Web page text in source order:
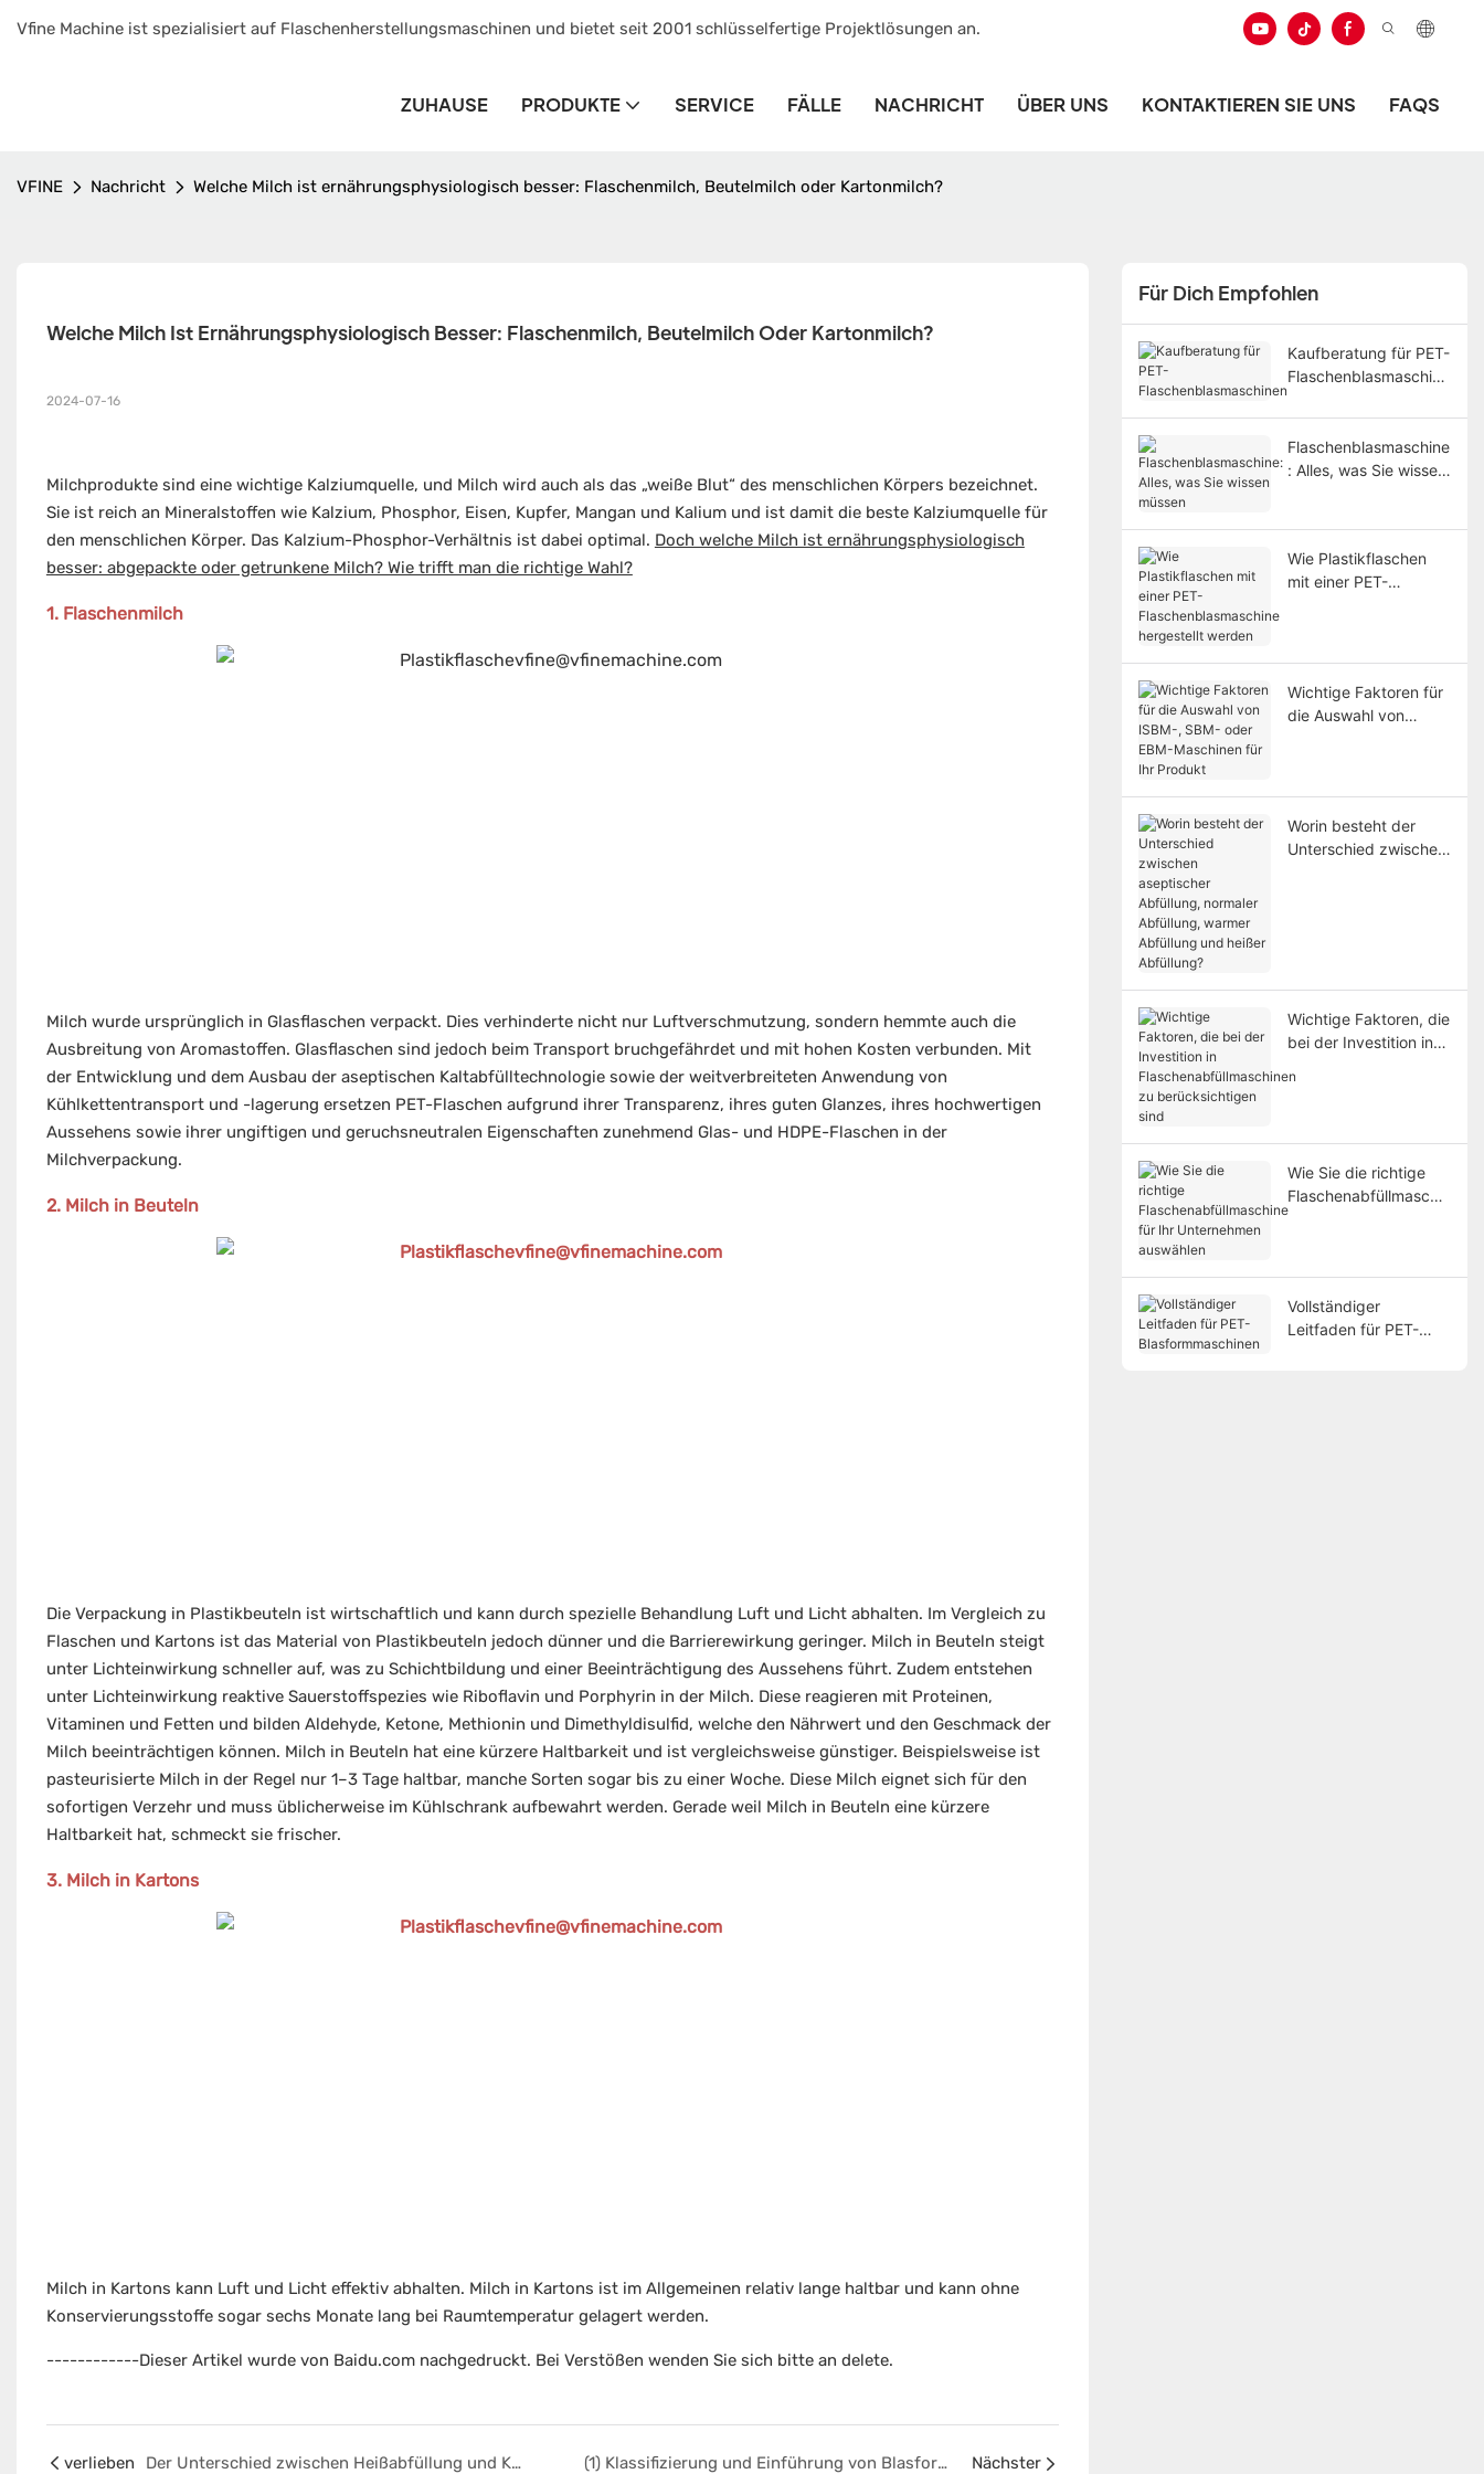
Vfine Machine ist spezialisiert auf Flaschenherstellungsmaschinen und bietet seit 2001 schlüsselfertige Projektlösungen an.
ZUHAUSE PRODUKTE SERVICE FÄLLE NACHRICHT ÜBER UNS KONTAKTIEREN SIE UNS FAQS
VFINE Nachricht Welche Milch ist ernährungsphysiologisch besser: Flaschenmilch, Beutelmilch oder Kartonmilch?
Welche Milch Ist Ernährungsphysiologisch Besser: Flaschenmilch, Beutelmilch Oder Kartonmilch?
2024-07-16
Milchprodukte sind eine wichtige Kalziumquelle, und Milch wird auch als das „weiße Blut“ des menschlichen Körpers bezeichnet.
Sie ist reich an Mineralstoffen wie Kalzium, Phosphor, Eisen, Kupfer, Mangan und Kalium und ist damit die beste Kalziumquelle für
den menschlichen Körper. Das Kalzium-Phosphor-Verhältnis ist dabei optimal. Doch welche Milch ist ernährungsphysiologisch
besser: abgepackte oder getrunkene Milch? Wie trifft man die richtige Wahl?
1. Flaschenmilch
Milch wurde ursprünglich in Glasflaschen verpackt. Dies verhinderte nicht nur Luftverschmutzung, sondern hemmte auch die
Ausbreitung von Aromastoffen. Glasflaschen sind jedoch beim Transport bruchgefährdet und mit hohen Kosten verbunden. Mit
der Entwicklung und dem Ausbau der aseptischen Kaltabfülltechnologie sowie der weitverbreiteten Anwendung von
Kühlkettentransport und -lagerung ersetzen PET-Flaschen aufgrund ihrer Transparenz, ihres guten Glanzes, ihres hochwertigen
Aussehens sowie ihrer ungiftigen und geruchsneutralen Eigenschaften zunehmend Glas- und HDPE-Flaschen in der
Milchverpackung.
2. Milch in Beuteln
Die Verpackung in Plastikbeuteln ist wirtschaftlich und kann durch spezielle Behandlung Luft und Licht abhalten. Im Vergleich zu
Flaschen und Kartons ist das Material von Plastikbeuteln jedoch dünner und die Barrierewirkung geringer. Milch in Beuteln steigt
unter Lichteinwirkung schneller auf, was zu Schichtbildung und einer Beeinträchtigung des Aussehens führt. Zudem entstehen
unter Lichteinwirkung reaktive Sauerstoffspezies wie Riboflavin und Porphyrin in der Milch. Diese reagieren mit Proteinen,
Vitaminen und Fetten und bilden Aldehyde, Ketone, Methionin und Dimethyldisulfid, welche den Nährwert und den Geschmack der
Milch beeinträchtigen können. Milch in Beuteln hat eine kürzere Haltbarkeit und ist vergleichsweise günstiger. Beispielsweise ist
pasteurisierte Milch in der Regel nur 1–3 Tage haltbar, manche Sorten sogar bis zu einer Woche. Diese Milch eignet sich für den
sofortigen Verzehr und muss üblicherweise im Kühlschrank aufbewahrt werden. Gerade weil Milch in Beuteln eine kürzere
Haltbarkeit hat, schmeckt sie frischer.
3. Milch in Kartons
Milch in Kartons kann Luft und Licht effektiv abhalten. Milch in Kartons ist im Allgemeinen relativ lange haltbar und kann ohne
Konservierungsstoffe sogar sechs Monate lang bei Raumtemperatur gelagert werden.
------------Dieser Artikel wurde von Baidu.com nachgedruckt. Bei Verstößen wenden Sie sich bitte an delete.
verlieben Der Unterschied zwischen Heißabfüllung und Kaltabfüllung von Getränken (1) Klassifizierung und Einführung von Blasformmaschinen für Flaschen – Extrusionsblasformmaschinen Nächster
Für Dich Empfohlen
Kaufberatung für PET-
Flaschenblasmaschine
Flaschenblasmaschine
: Alles, was Sie wissen
Wie Plastikflaschen
mit einer PET-
Wichtige Faktoren für
die Auswahl von
Worin besteht der
Unterschied zwischen
Wichtige Faktoren, die
bei der Investition in
Wie Sie die richtige
Flaschenabfüllmaschin
e für Ihr Unternehmen
Vollständiger
Leitfaden für PET-